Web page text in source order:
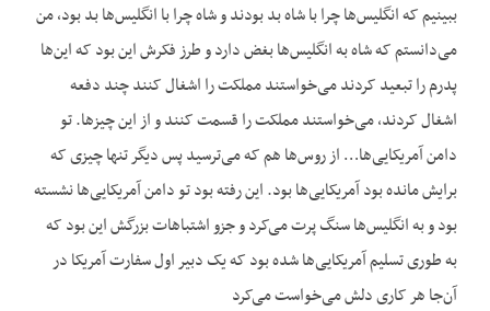
ببینیم که انگلیس‌ها چرا با شاه بد بودند و شاه چرا با انگلیس‌ها بد بود، من
می‌دانستم که شاه به انگلیس‌ها بغض دارد و طرز فکرش این بود که این‌ها
پدرم را تبعید کردند می‌خواستند مملکت را اشغال کنند چند دفعه
اشغال کردند، می‌خواستند مملکت را قسمت کنند و از این چیزها. تو
دامن آمریکایی‌ها… از روس‌ها هم که می‌ترسید پس دیگر تنها چیزی که
برایش مانده بود آمریکایی‌ها بود. این رفته بود تو دامن آمریکایی‌ها نشسته
بود و به انگلیس‌ها سنگ پرت می‌کرد و جزو اشتباهات بزرگش این بود که
به طوری تسلیم آمریکایی‌ها شده بود که یک دبیر اول سفارت آمریکا در
آن‌جا هر کاری دلش می‌خواست می‌کرد